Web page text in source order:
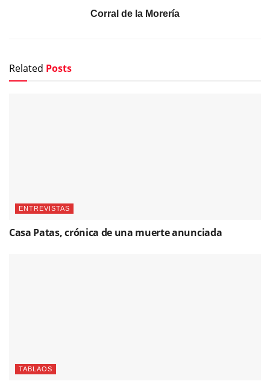
Corral de la Morería
Related Posts
ENTREVISTAS
Casa Patas, crónica de una muerte anunciada
TABLAOS